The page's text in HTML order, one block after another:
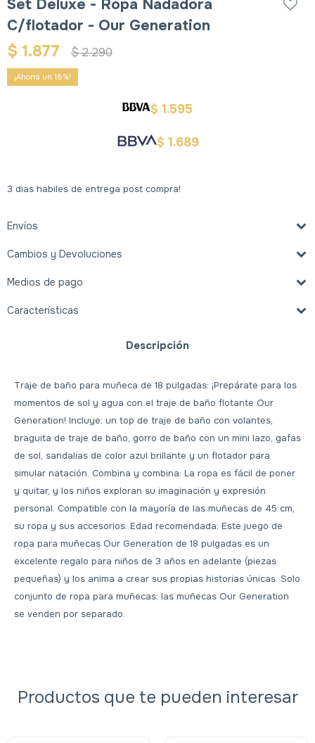
Set Deluxe - Ropa Nadadora
C/flotador - Our Generation
$ 1.877 $2.290
18
$ 1.595
$ 1.689
3 dias habiles de entrega post compra!
Envíos
Cambios y Devoluciones
Medios de pago
Características
Descripción
Traje de baño para muñeca de 18 pulgadas: ¡Prepárate para los
momentos de sol y agua con el traje de baño flotante Our
Generation! Incluye: un top de traje de baño con volantes,
braguita de traje de baño, gorro de baño con un mini lazo, gafas
de sol, sandalias de color azul brillante y un flotador para
simular natación. Combina y combina: La ropa es fácil de poner
y quitar, y los niños exploran su imaginación y expresión
personal. Compatible con la mayoría de las muñecas de 45 cm,
su ropa y sus accesorios. Edad recomendada: Este juego de
ropa para muñecas Our Generation de 18 pulgadas es un
excelente regalo para niños de 3 años en adelante (piezas
pequeñas) y los anima a crear sus propias historias únicas. Solo
conjunto de ropa para muñecas: las muñecas Our Generation
se venden por separado.
Productos que te pueden interesar